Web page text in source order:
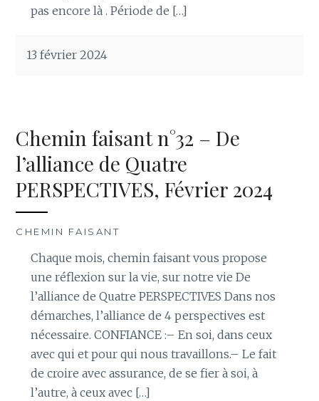
pas encore là . Période de […]
13 février 2024
Chemin faisant n°32 – De
l’alliance de Quatre
PERSPECTIVES, Février 2024
CHEMIN FAISANT
Chaque mois, chemin faisant vous propose
une réflexion sur la vie, sur notre vie De
l’alliance de Quatre PERSPECTIVES Dans nos
démarches, l’alliance de 4 perspectives est
nécessaire. CONFIANCE :– En soi, dans ceux
avec qui et pour qui nous travaillons.– Le fait
de croire avec assurance, de se fier à soi, à
l’autre, à ceux avec […]